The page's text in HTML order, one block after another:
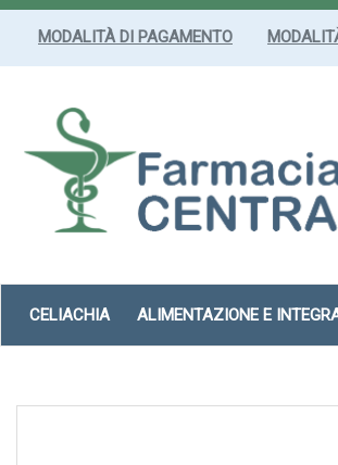
Passa
MODALITÀ DI PAGAMENTO
CELIACHIA ALIMENTAZIONE E